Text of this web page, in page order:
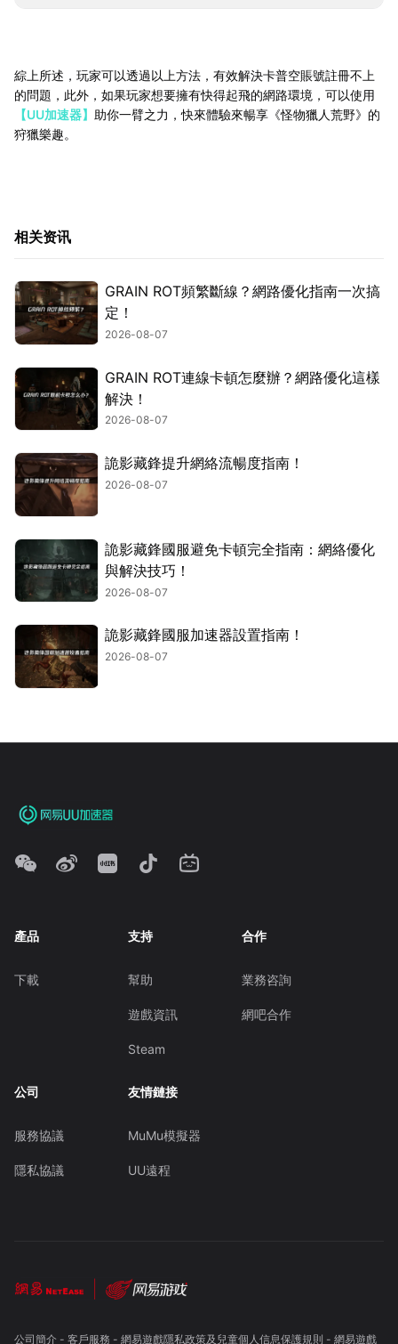
綜上所述，玩家可以透過以上方法，有效解決卡普空賬號註冊不上
的問題，此外，如果玩家想要擁有快得起飛的網路環境，可以使用
【UU加速器】 助你一臂之力，快來體驗來暢享《怪物獵人荒野》的
狩獵樂趣。
相关资讯
GRAIN ROT頻繁斷線？網路優化指南一次搞
定！
2026-08-07
GRAIN ROT連線卡頓怎麼辦？網路優化這樣
解決！
2026-08-07
詭影藏鋒提升網絡流暢度指南！
2026-08-07
詭影藏鋒國服避免卡頓完全指南：網絡優化
與解決技巧！
2026-08-07
詭影藏鋒國服加速器設置指南！
2026-08-07
產品
下載
支持
幫助
遊戲資訊
Steam
合作
業務咨詢
網吧合作
公司
服務協議
隱私協議
友情鏈接
MuMu模擬器
UU遠程
公司簡介- 客戶服務 - 網易遊戲隱私政策及兒童個人信息保護規則 - 網易遊戲